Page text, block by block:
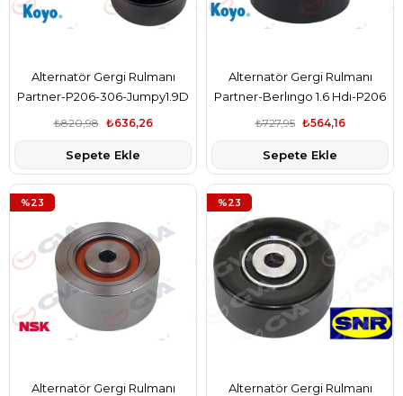
Alternatör Gergi Rulmanı
Partner-P206-306-Jumpy1.9D
-P307 1.4 16V-1.6 16V-C2 1.4-1.6-
₺636,26
₺820,98
Sepete Ekle
Alternatör Gergi Rulmanı
Partner-Berlıngo 1.6 Hdı-P206
1.4Hdı-C3 1.6 16V-Fıesta V-
₺564,16
₺727,95
Sepete Ekle
Alternatör Gergi Rulmanı
%23
Alternatör Gergi Rulmanı
%23